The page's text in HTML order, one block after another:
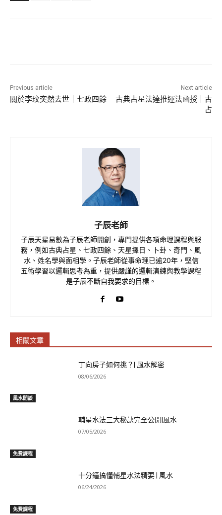
Previous article
關於李玟突然去世｜七政四餘
Next article
古典占星法達推運法函授｜古
占
子辰老師
子辰天星易數為子辰老師開創，專門提供各項命理課程與服
務，例如古典占星、七政四餘、天星擇日、卜卦、奇門、風
水、姓名學與面相學。子辰老師從事命理已逾20年，堅信
五術學習以邏輯思考為重，提供嚴謹的邏輯演練與教學課程
是子辰不斷自我要求的目標。
相關文章
風水閒談
丁向房子如何挑？| 風水解密
08/06/2026
免費課程
輔星水法三大秘訣完全公開|風水
07/05/2026
免費課程
十分鐘搞懂輔星水法精要 | 風水
06/24/2026